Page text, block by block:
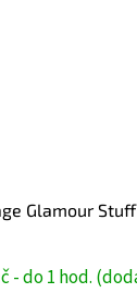
Glamour Stuff
do 1 hod.